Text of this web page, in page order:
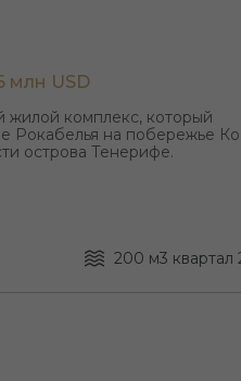
млн USD
жилой комплекс, который
Рокабелья на побережье
острова Тенерифе.
200 м3 квартал